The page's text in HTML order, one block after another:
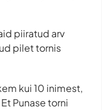
piiratud arv
pilet tornis
kui 10 inimest,
Punase torni